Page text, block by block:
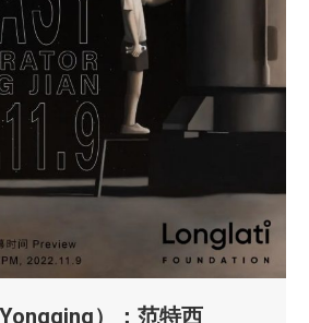
）：范特西